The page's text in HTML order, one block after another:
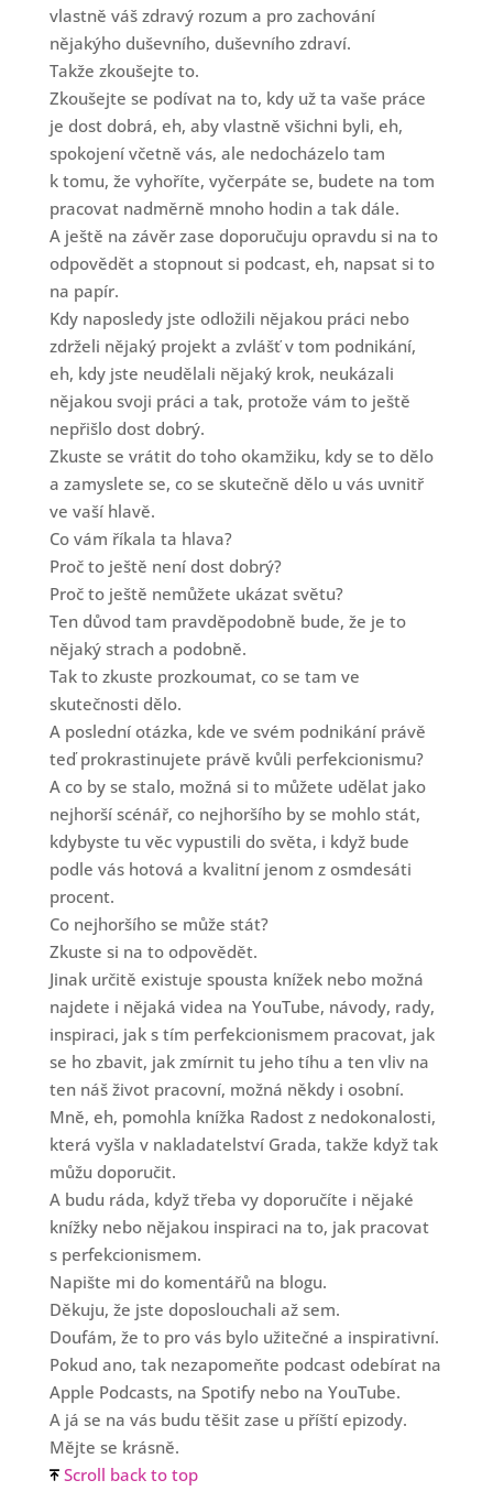
vlastně váš zdravý rozum a pro zachování
nějakýho duševního, duševního zdraví.
Takže zkoušejte to.
Zkoušejte se podívat na to, kdy už ta vaše práce
je dost dobrá, eh, aby vlastně všichni byli, eh,
spokojení včetně vás, ale nedocházelo tam
k tomu, že vyhoříte, vyčerpáte se, budete na tom
pracovat nadměrně mnoho hodin a tak dále.
A ještě na závěr zase doporučuju opravdu si na to
odpovědět a stopnout si podcast, eh, napsat si to
na papír.
Kdy naposledy jste odložili nějakou práci nebo
zdrželi nějaký projekt a zvlášť v tom podnikání,
eh, kdy jste neudělali nějaký krok, neukázali
nějakou svoji práci a tak, protože vám to ještě
nepřišlo dost dobrý.
Zkuste se vrátit do toho okamžiku, kdy se to dělo
a zamyslete se, co se skutečně dělo u vás uvnitř
ve vaší hlavě.
Co vám říkala ta hlava?
Proč to ještě není dost dobrý?
Proč to ještě nemůžete ukázat světu?
Ten důvod tam pravděpodobně bude, že je to
nějaký strach a podobně.
Tak to zkuste prozkoumat, co se tam ve
skutečnosti dělo.
A poslední otázka, kde ve svém podnikání právě
teď prokrastinujete právě kvůli perfekcionismu?
A co by se stalo, možná si to můžete udělat jako
nejhorší scénář, co nejhoršího by se mohlo stát,
kdybyste tu věc vypustili do světa, i když bude
podle vás hotová a kvalitní jenom z osmdesáti
procent.
Co nejhoršího se může stát?
Zkuste si na to odpovědět.
Jinak určitě existuje spousta knížek nebo možná
najdete i nějaká videa na YouTube, návody, rady,
inspiraci, jak s tím perfekcionismem pracovat, jak
se ho zbavit, jak zmírnit tu jeho tíhu a ten vliv na
ten náš život pracovní, možná někdy i osobní.
Mně, eh, pomohla knížka Radost z nedokonalosti,
která vyšla v nakladatelství Grada, takže když tak
můžu doporučit.
A budu ráda, když třeba vy doporučíte i nějaké
knížky nebo nějakou inspiraci na to, jak pracovat
s perfekcionismem.
Napište mi do komentářů na blogu.
Děkuju, že jste doposlouchali až sem.
Doufám, že to pro vás bylo užitečné a inspirativní.
Pokud ano, tak nezapomeňte podcast odebírat na
Apple Podcasts, na Spotify nebo na YouTube.
A já se na vás budu těšit zase u příští epizody.
Mějte se krásně.
Scroll back to top